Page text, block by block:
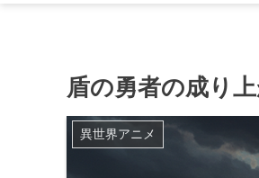
盾の勇者の成り
異世界アニメ